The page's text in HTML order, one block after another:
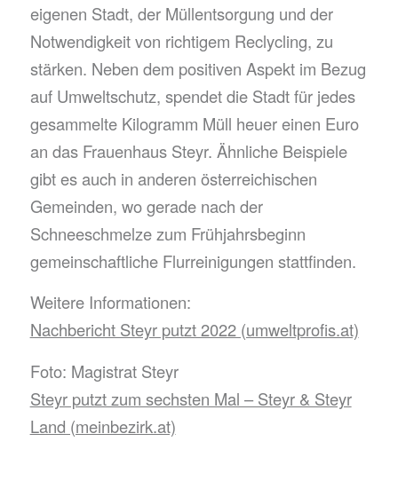
eigenen Stadt, der Müllentsorgung und der
Notwendigkeit von richtigem Reclycling, zu
stärken. Neben dem positiven Aspekt im Bezug
auf Umweltschutz, spendet die Stadt für jedes
gesammelte Kilogramm Müll heuer einen Euro
an das Frauenhaus Steyr. Ähnliche Beispiele
gibt es auch in anderen österreichischen
Gemeinden, wo gerade nach der
Schneeschmelze zum Frühjahrsbeginn
gemeinschaftliche Flurreinigungen stattfinden.
Weitere Informationen:
Nachbericht Steyr putzt 2022 (umweltprofis.at)
Foto: Magistrat Steyr
Steyr putzt zum sechsten Mal – Steyr & Steyr
Land (meinbezirk.at)